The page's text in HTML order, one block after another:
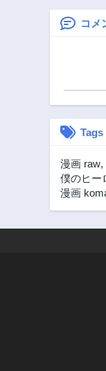
コメ
Tags
漫画 raw,
僕のヒー
漫画